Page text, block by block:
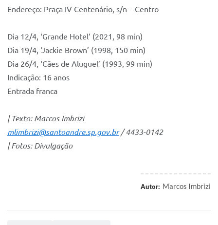
Endereço: Praça IV Centenário, s/n – Centro
Dia 12/4, ‘Grande Hotel’ (2021, 98 min)
Dia 19/4, ‘Jackie Brown’ (1998, 150 min)
Dia 26/4, ‘Cães de Aluguel’ (1993, 99 min)
Indicação: 16 anos
Entrada franca
| Texto: Marcos Imbrizi
mlimbrizi@santoandre.sp.gov.br/ 4433-0142
| Fotos: Divulgação
Autor: Marcos Imbrizi